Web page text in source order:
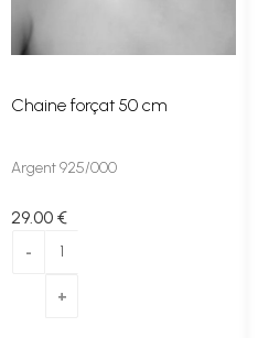
Chaine forçat 50 cm
Argent 925/000
29.00 €